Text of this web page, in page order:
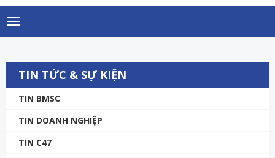
Toggle
navigation
TIN TỨC & SỰ KIỆN
TIN BMSC
TIN DOANH NGHIỆP
TIN C47